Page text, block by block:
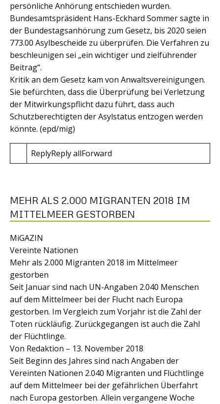
persönliche Anhörung entschieden wurden.
Bundesamtspräsident Hans-Eckhard Sommer sagte in
der Bundestagsanhörung zum Gesetz, bis 2020 seien
773.00 Asylbescheide zu überprüfen. Die Verfahren zu
beschleunigen sei „ein wichtiger und zielführender
Beitrag“.
Kritik an dem Gesetz kam von Anwaltsvereinigungen.
Sie befürchten, dass die Überprüfung bei Verletzung
der Mitwirkungspflicht dazu führt, dass auch
Schutzberechtigten der Asylstatus entzogen werden
könnte. (epd/mig)
ReplyReply allForward
MEHR ALS 2.000 MIGRANTEN 2018 IM
MITTELMEER GESTORBEN
MiGAZIN
Vereinte Nationen
Mehr als 2.000 Migranten 2018 im Mittelmeer
gestorben
Seit Januar sind nach UN-Angaben 2.040 Menschen
auf dem Mittelmeer bei der Flucht nach Europa
gestorben. Im Vergleich zum Vorjahr ist die Zahl der
Toten rückläufig. Zurückgegangen ist auch die Zahl
der Flüchtlinge.
Von Redaktion – 13. November 2018
Seit Beginn des Jahres sind nach Angaben der
Vereinten Nationen 2.040 Migranten und Flüchtlinge
auf dem Mittelmeer bei der gefährlichen Überfahrt
nach Europa gestorben. Allein vergangene Woche